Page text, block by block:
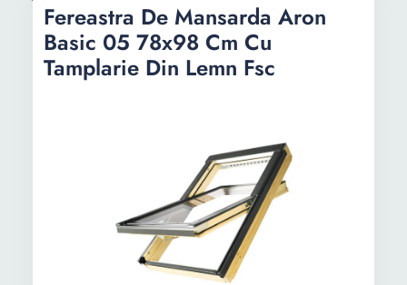
Fereastra De Mansarda Aron
Basic 05 78x98 Cm Cu
Tamplarie Din Lemn Fsc